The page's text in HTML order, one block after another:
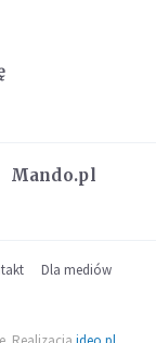
Mando.pl
Dla mediów